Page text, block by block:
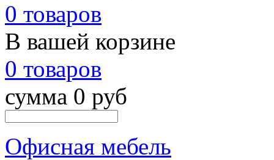
0 товаров
В вашей корзине
0 товаров
сумма 0 руб
Офисная мебель